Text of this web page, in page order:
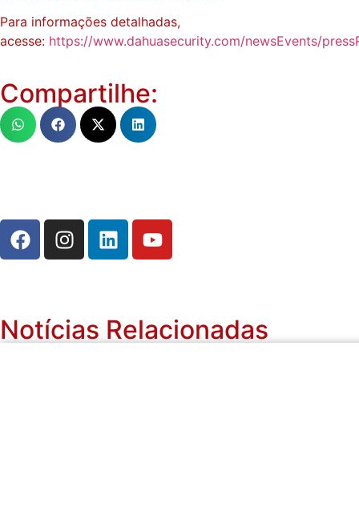
Para informações detalhadas,
acesse: https://www.dahuasecurity.com/newsEvents/
Compartilhe:
Notícias Relacionadas